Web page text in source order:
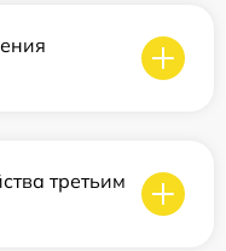
третьим